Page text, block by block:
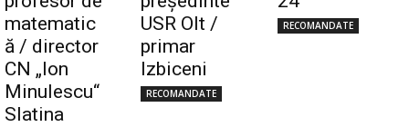
matematic
ă / director
CN „Ion
Minulescu“
Slatina
USR Olt /
primar
Izbiceni
RECOMANDATE
RECOMANDATE